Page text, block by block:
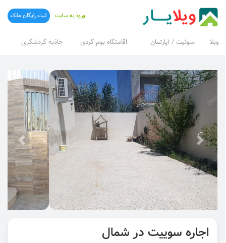
ویلا سوئیت / آپارتمان اقامتگاه بوم گردی جاذبه گردشگری
ورود به سایت ثبت رایگان ملک
اجاره سوییت در شمال